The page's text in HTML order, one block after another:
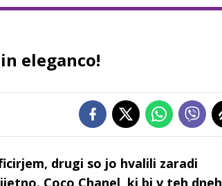
eleganco!
drugi so jo hvalili zaradi
Coco Chanel, ki bi v teh dneh